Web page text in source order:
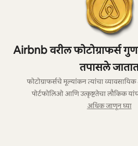
Airbnb वरील फोटोग्राफर्स
तपासले
फोटोग्राफर्सचे मूल्यांकन त्यांचा
पोर्टफोलिओ आणि उत्कृष्टतेचा लौकिक
अधिक जाणून घ्या